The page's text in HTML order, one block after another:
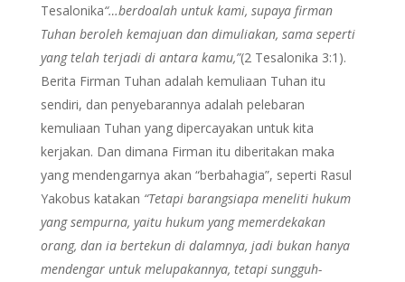
Tesalonika“…berdoalah untuk kami, supaya firman
Tuhan beroleh kemajuan dan dimuliakan, sama seperti
yang telah terjadi di antara kamu,”(2 Tesalonika 3:1).
Berita Firman Tuhan adalah kemuliaan Tuhan itu
sendiri, dan penyebarannya adalah pelebaran
kemuliaan Tuhan yang dipercayakan untuk kita
kerjakan. Dan dimana Firman itu diberitakan maka
yang mendengarnya akan “berbahagia”, seperti Rasul
Yakobus katakan “Tetapi barangsiapa meneliti hukum
yang sempurna, yaitu hukum yang memerdekakan
orang, dan ia bertekun di dalamnya, jadi bukan hanya
mendengar untuk melupakannya, tetapi sungguh-